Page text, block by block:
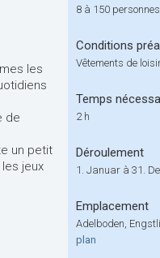
les
de
un petit
jeux
8 à 150 personnes
Conditions
Vêtements de
Temps
2 h
Déroulement
1. Januar à 31.
Emplacement
Adelboden,
plan